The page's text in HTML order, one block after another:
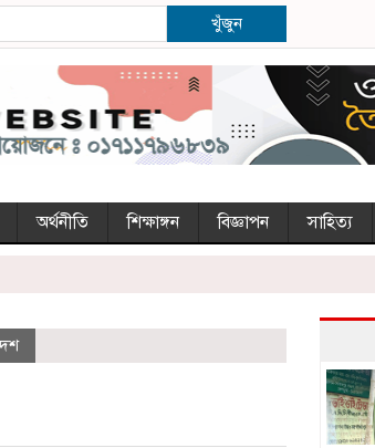
খুঁজুন
অর্থনীতি শিক্ষাঙ্গন বিজ্ঞাপন সাহিত্য